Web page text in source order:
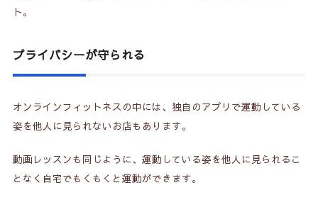
ト。
プライバシーが守られる
オンラインフィットネスの中には、独自のアプリで運動している
姿を他人に見られないお店もあります。
動画レッスンも同じように、運動している姿を他人に見られるこ
となく自宅でもくもくと運動ができます。